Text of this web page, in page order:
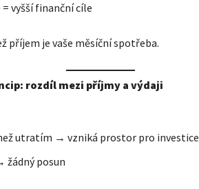
= vyšší finanční cíle
příjem je vaše měsíční spotřeba.
rozdíl mezi příjmy a výdaji
utratím → vzniká prostor pro investice
žádný posun